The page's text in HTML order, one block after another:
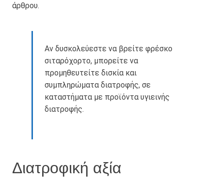
άρθρου.
Αν δυσκολεύεστε να βρείτε φρέσκο
σιταρόχορτο, μπορείτε να
προμηθευτείτε δισκία και
συμπληρώματα διατροφής, σε
καταστήματα με προϊόντα υγιεινής
διατροφής.
Διατροφική αξία